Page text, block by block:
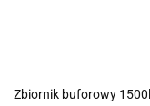
Zbiornik buforowy